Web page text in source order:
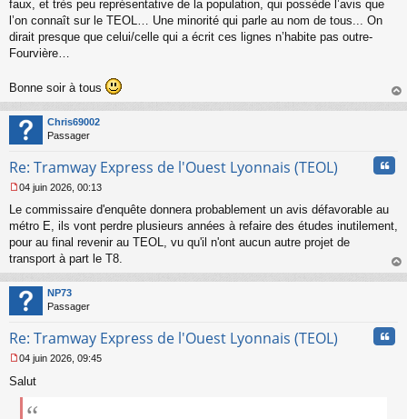
g
e
n
l
u
faux, et très peu représentative de la population, qui possède l’avis que
l’on connaît sur le TEOL… Une minorité qui parle au nom de tous... On
dirait presque que celui/celle qui a écrit ces lignes n’habite pas outre-
Fourvière…
Bonne soir à tous
au
Chris69002
Passager
Re: Tramway Express de l'Ouest Lyonnais (TEOL)
e
s
s
g
n
o
l
u
04 juin 2026, 00:13
Le commissaire d'enquête donnera probablement un avis défavorable au
métro E, ils vont perdre plusieurs années à refaire des études inutilement,
pour au final revenir au TEOL, vu qu'il n'ont aucun autre projet de
transport à part le T8.
au
NP73
Passager
Re: Tramway Express de l'Ouest Lyonnais (TEOL)
e
s
04 juin 2026, 09:45
Salut